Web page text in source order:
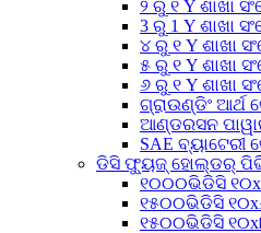
୨ ରୁ ୧ Y ଶାଖା
3 ରୁ 1 Y ଶାଖା
୪ ରୁ ୧ Y ଶାଖା
୫ ରୁ ୧ Y ଶାଖା
୬ ରୁ ୧ Y ଶାଖା
ଗ୍ରାଉଣ୍ଡିଂ ଆର୍ଥ
ଆଣ୍ଡରସନ
SAE ବ୍ୟାଟେରୀ
ଡିସି ଫ୍ୟୁଜ୍ ହୋଲ୍ଡର୍
୧୦୦୦ଭିଡିସି
୧୫୦୦ଭିଡିସି
୧୫୦୦ଭିଡିସି